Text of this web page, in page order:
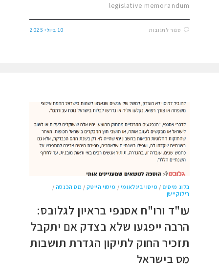
legislative memorandum
סגור לתגובות 10 ביולי 2025
בלוג מיסים / מיסוי בינלאומי / מיסוי הייטק/ מס הכנסה /
רילוקיישן
עו"ד ורו"ח אסנפי בראיון לגלובס:
הרבה ייפגעו שלא בצדק אם יתקבל
תזכיר החוק לתיקון הגדרת תושבות
מס בישראל